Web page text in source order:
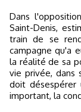
Dans
Saint-Denis,
train de se
campagne qu'a
la réalité de sa
vie privée, dans
doit désespérer
important, la